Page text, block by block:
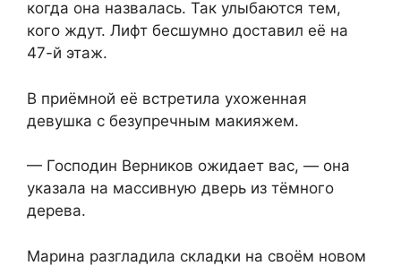
когда она назвалась. Так улыбаются тем,
кого ждут. Лифт бесшумно доставил её на
47-й этаж.
В приёмной её встретила ухоженная
девушка с безупречным макияжем.
— Господин Верников ожидает вас, — она
указала на массивную дверь из тёмного
дерева.
Марина разгладила складки на своём новом